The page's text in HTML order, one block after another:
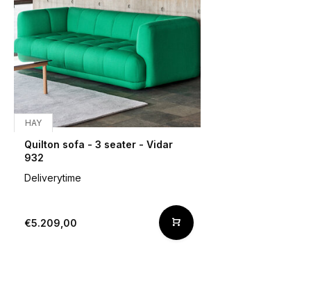
HAY
Quilton sofa - 3 seater - Vidar
932
Deliverytime
€5.209,00